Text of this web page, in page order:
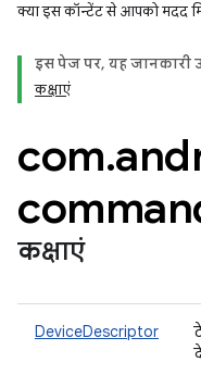
क्या इस कॉन्टेंट से आपको मदद
इस पेज पर, यह जानकारी
कक्षाएं
com.
कक्षाएं
DeviceDescriptor